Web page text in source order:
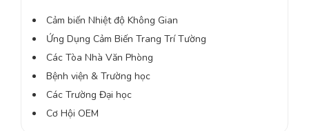
Cảm biến Nhiệt độ Không Gian
Ứng Dụng Cảm Biến Trang Trí Tường
Các Tòa Nhà Văn Phòng
Bệnh viện & Trường học
Các Trường Đại học
Cơ Hội OEM